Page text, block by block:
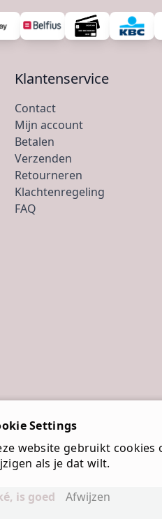
Klantenservice
Contact
Mijn account
Betalen
Verzenden
Retourneren
Klachtenregeling
FAQ
Settings
website gebruikt
als je dat wilt.
is goed Afwijzen